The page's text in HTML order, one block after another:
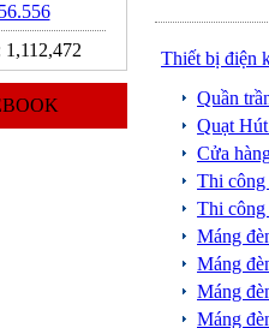
1,112,472
Thiết bị điện
Quần
Quạt
Cửa
Thi công
Thi công
Máng
Máng
Máng
Máng